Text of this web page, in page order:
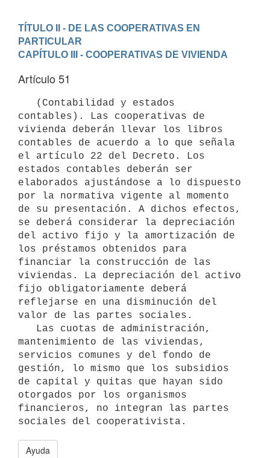
TÍTULO II - DE LAS COOPERATIVAS EN
PARTICULAR
CAPÍTULO III - COOPERATIVAS DE VIVIENDA
Artículo 51
contables). Las cooperativas de
vivienda deberán llevar los libros
contables de acuerdo a lo que señala
el artículo 22 del Decreto. Los
estados contables deberán ser
elaborados ajustándose a lo dispuesto
por la normativa vigente al momento
de su presentación. A dichos efectos,
se deberá considerar la depreciación
del activo fijo y la amortización de
los préstamos obtenidos para
financiar la construcción de las
viviendas. La depreciación del activo
fijo obligatoriamente deberá
reflejarse en una disminución del
valor de las partes sociales.
mantenimiento de las viviendas,
servicios comunes y del fondo de
gestión, lo mismo que los subsidios
de capital y quitas que hayan sido
otorgados por los organismos
financieros, no integran las partes
Ayuda